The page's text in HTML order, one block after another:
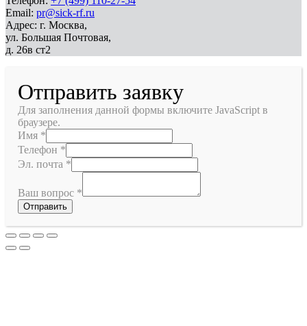
Email: pr@sick-rf.ru
Адрес: г. Москва,
ул. Большая Почтовая,
д. 26в ст2
Отправить заявку
Для заполнения данной формы включите JavaScript в
браузере.
Имя *
Телефон *
Эл. почта *
Ваш вопрос *
Отправить